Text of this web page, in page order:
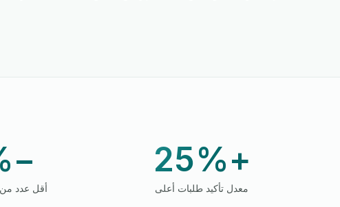
+25%
معدل تأكيد طلبات أعلى
−50%
أقل عدد من